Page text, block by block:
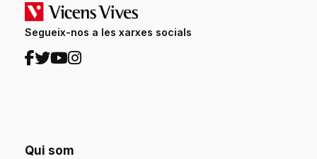
Segueix-nos a les xarxes socials
Qui som